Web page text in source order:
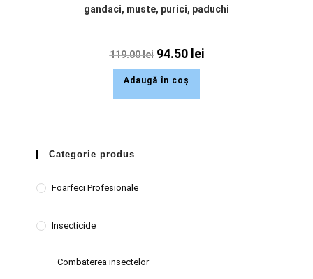
gandaci, muste, purici, paduchi
119.00lei 94.50 lei
Adaugă în coș
Categorie produs
Foarfeci Profesionale
Insecticide
Combaterea insectelor